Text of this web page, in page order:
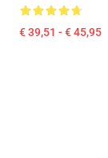
€ 39,51 - € 45,95